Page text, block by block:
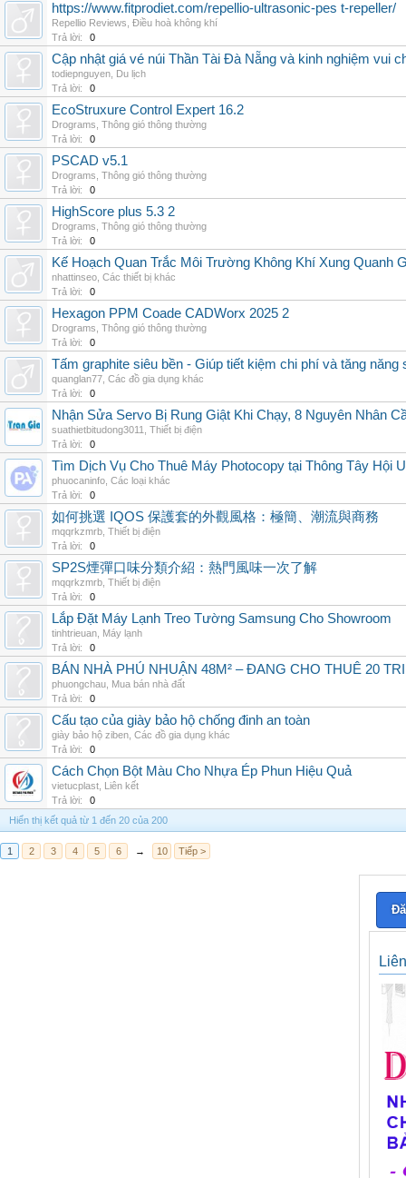
https://www.fitprodiet.com/repellio-ultrasonic-pes t-repeller/
Repellio Reviews Điều hoà không khí
Trả lời:
0
Cập nhật giá vé núi Thần Tài Đà Nẵng và kinh nghiệm vui
todiepnguyen Du lịch
Trả lời:
0
EcoStruxure Control Expert 16.2
Drograms Thông gió thông thường
Trả lời:
0
PSCAD v5.1
Drograms Thông gió thông thường
Trả lời:
0
HighScore plus 5.3 2
Drograms Thông gió thông thường
Trả lời:
0
Kế Hoạch Quan Trắc Môi Trường Không Khí Xung Quanh
nhattinseo Các thiết bị khác
Trả lời:
0
Hexagon PPM Coade CADWorx 2025 2
Drograms Thông gió thông thường
Trả lời:
0
Tấm graphite siêu bền - Giúp tiết kiệm chi phí và tăng năng
quanglan77 Các đồ gia dụng khác
Trả lời:
0
Nhận Sửa Servo Bị Rung Giật Khi Chạy, 8 Nguyên Nhân
suathietbitudong3011
Thiết bị điện
Trả lời:
0
Tìm Dịch Vụ Cho Thuê Máy Photocopy tại Thông Tây Hội
phuocaninfo Các loại khác
Trả lời:
0
如何挑選 IQOS 保護套的外觀風格：極簡、潮流與商務
mqqrkzmrb Thiết bị điện
Trả lời:
0
SP2S煙彈口味分類介紹：熱門風味一次了解
mqqrkzmrb Thiết bị điện
Trả lời:
0
Lắp Đặt Máy Lạnh Treo Tường Samsung Cho Showroom
tinhtrieuan Máy lạnh
Trả lời:
0
BÁN NHÀ PHÚ NHUẬN 48M² – ĐANG CHO THUÊ 20
phuongchau Mua bán nhà đất
Trả lời:
0
Cấu tạo của giày bảo hộ chống đinh an toàn
giày bảo hộ ziben Các đồ gia dụng khác
Trả lời:
0
Cách Chọn Bột Màu Cho Nhựa Ép Phun Hiệu Quả
vietucplast Liên kết
Trả lời:
0
Hiển thị kết quả từ 1 đến 20 của 200
1 2 3 4 5 6 → 10 Tiếp >